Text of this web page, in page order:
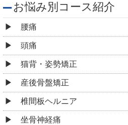
お悩み別コース紹介
腰痛
頭痛
猫背・姿勢矯正
産後骨盤矯正
椎間板ヘルニア
坐骨神経痛